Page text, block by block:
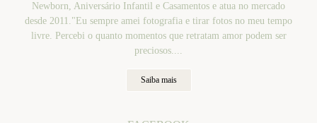
Newborn, Aniversário Infantil e Casamentos e atua no mercado
desde 2011."Eu sempre amei fotografia e tirar fotos no meu tempo
livre. Percebi o quanto momentos que retratam amor podem ser
preciosos....
Saiba mais